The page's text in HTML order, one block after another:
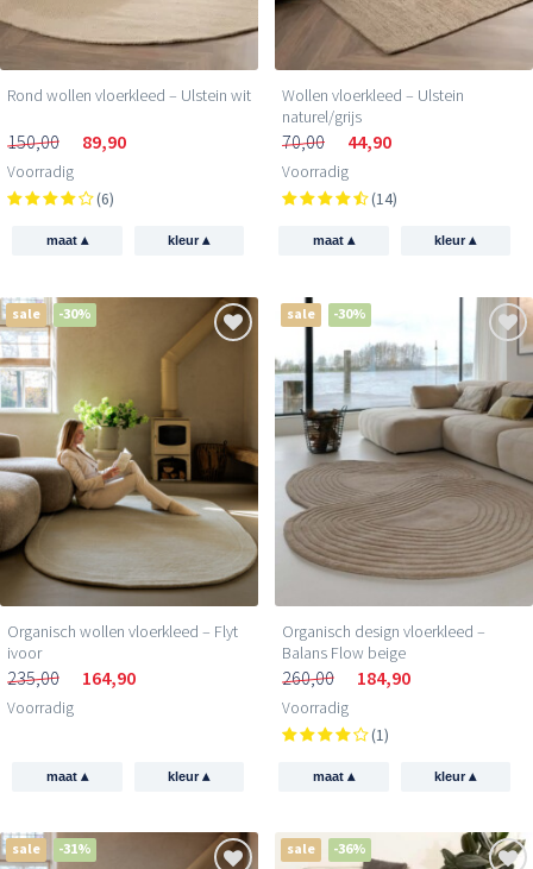
Rond wollen vloerkleed – Ulstein wit
150,00 89,90
Voorradig
(6)
maat ▴ kleur▴
Wollen vloerkleed – Ulstein
naturel/grijs
70,00 44,90
Voorradig
(14)
maat ▴ kleur▴
sale -30%
Organisch wollen vloerkleed – Flyt
ivoor
235,00 164,90
Voorradig
maat ▴ kleur▴
sale -30%
Organisch design vloerkleed –
Balans Flow beige
260,00 184,90
Voorradig
(1)
maat ▴ kleur▴
sale -31% sale -36%